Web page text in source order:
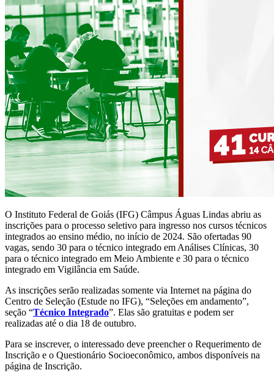
O Instituto Federal de Goiás (IFG) Câmpus Águas Lindas abriu as
inscrições para o processo seletivo para ingresso nos cursos técnicos
integrados ao ensino médio, no início de 2024. São ofertadas 90
vagas, sendo 30 para o técnico integrado em Análises Clínicas, 30
para o técnico integrado em Meio Ambiente e 30 para o técnico
integrado em Vigilância em Saúde.
As inscrições serão realizadas somente via Internet na página do
Centro de Seleção (Estude no IFG), “Seleções em andamento”,
seção “Técnico Integrado”. Elas são gratuitas e podem ser
realizadas até o dia 18 de outubro.
Para se inscrever, o interessado deve preencher o Requerimento de
Inscrição e o Questionário Socioeconômico, ambos disponíveis na
página de Inscrição.